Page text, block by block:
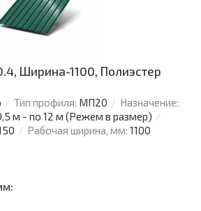
Ширина-1100, Полиэстер
Тип профиля: МП20
Назначение:
м - по 12 м (Режем в размер)
Рабочая ширина, мм: 1100